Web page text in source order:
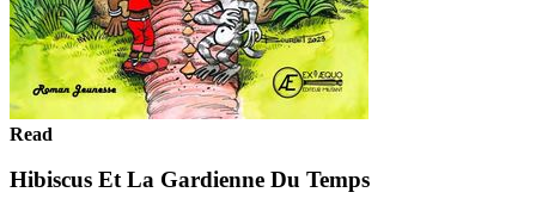
Read
Hibiscus Et La Gardienne Du Temps